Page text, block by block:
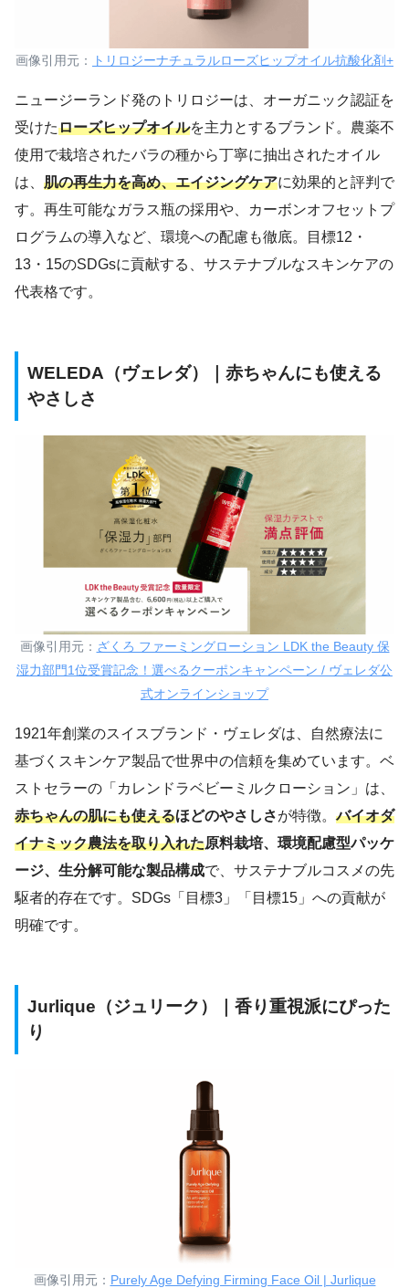
画像引用元： トリロジーナチュラルローズヒップオイル抗酸化剤+
ニュージーランド発のトリロジーは、オーガニック認証を
受けたローズヒップオイルを主力とするブランド。農薬不
使用で栽培されたバラの種から丁寧に抽出されたオイル
は、 肌の再生力を高め、エイジングケアに効果的と評判で
す。再生可能なガラス瓶の採用や、カーボンオフセットプ
ログラムの導入など、環境への配慮も徹底。目標12・
13・15のSDGsに貢献する、サステナブルなスキンケアの
代表格です。
WELEDA（ヴェレダ）｜赤ちゃんにも使える
やさしさ
画像引用元： ざくろ ファーミングローション LDK the Beauty 保
湿力部門1位受賞記念！選べるクーポンキャンペーン / ヴェレダ公
式オンラインショップ
1921年創業のスイスブランド・ヴェレダは、自然療法に
基づくスキンケア製品で世界中の信頼を集めています。ベ
ストセラーの「カレンドラベビーミルクローション」は、
赤ちゃんの肌にも使えるほどのやさしさが特徴。バイオダ
イナミック農法を取り入れた原料栽培、環境配慮型パッケ
ージ、生分解可能な製品構成で、サステナブルコスメの先
駆者的存在です。SDGs「目標3」「目標15」への貢献が
明確です。
Jurlique（ジュリーク）｜香り重視派にぴった
り
画像引用元： Purely Age Defying Firming Face Oil | Jurlique